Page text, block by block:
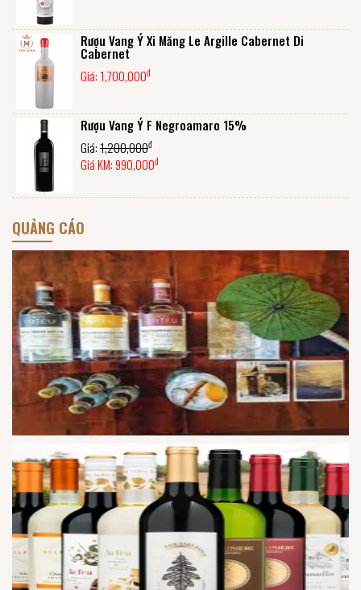
Rượu Vang Ý Xi Măng Le Argille Cabernet Di
Cabernet
Giá: 1,700,000đ
Rượu Vang Ý F Negroamaro 15%
Giá:1,200,000đ
Giá KM:990,000đ
QUẢNG CÁO